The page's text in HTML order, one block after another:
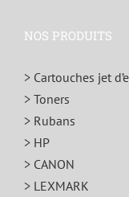
NOS PRODUITS
> Cartouches jet
> Toners
> Rubans
> HP
> CANON
> LEXMARK